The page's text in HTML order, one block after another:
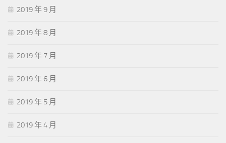
2019 年 9 月
2019 年 8 月
2019 年 7 月
2019 年 6 月
2019 年 5 月
2019 年 4 月